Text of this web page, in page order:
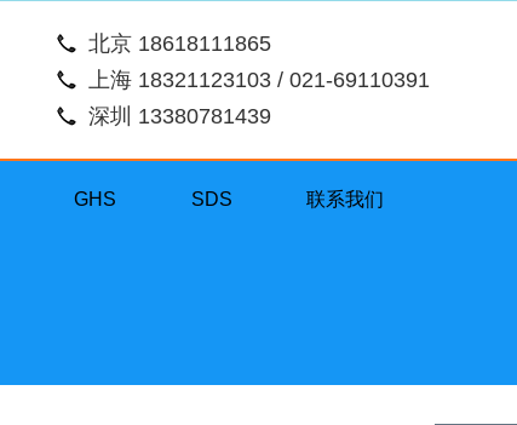
北京 18618111865
上海 18321123103 / 021-69110391
深圳 13380781439
GHS SDS 联系我们